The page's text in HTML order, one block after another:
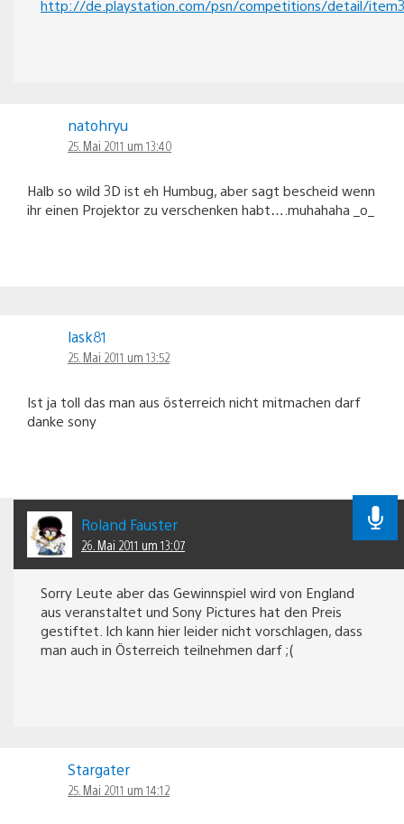
http://de.playstation.com/psn/competitions/detail/
natohryu
25. Mai 2011 um 13:40
Halb so wild 3D ist eh Humbug, aber sagt bescheid wenn
ihr einen Projektor zu verschenken habt….muhahaha _o_
lask81
25. Mai 2011 um 13:52
Ist ja toll das man aus österreich nicht mitmachen darf
danke sony
Roland Fauster
26. Mai 2011 um 13:07
Sorry Leute aber das Gewinnspiel wird von England
aus veranstaltet und Sony Pictures hat den Preis
gestiftet. Ich kann hier leider nicht vorschlagen, dass
man auch in Österreich teilnehmen darf ;(
Stargater
25. Mai 2011 um 14:12